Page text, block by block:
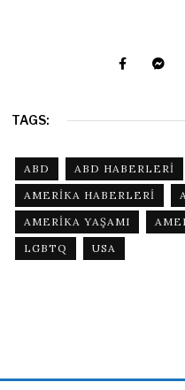
TAGS:
ABD ABD HABERLERI
AMERIKA HABERLERI
AMERIKA YAŞAMI
LGBTQ
USA